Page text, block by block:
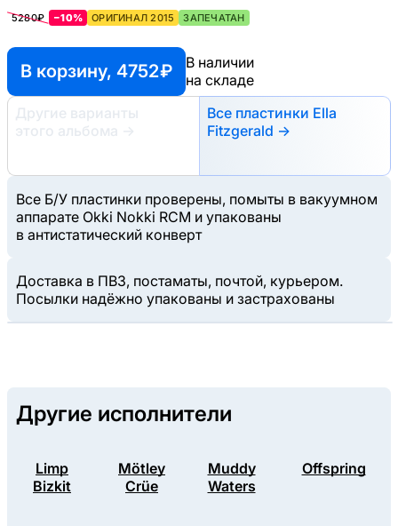
5280₽ −10% ОРИГИНАЛ 2015 ЗАПЕЧАТАН
В корзину, 4752 ₽
В наличии
на складе
Другие варианты
этого альбома
→
Все пластинки Ella
Fitzgerald →
Все Б/У пластинки проверены, помыты в вакуумном
аппарате Okki Nokki RCM и упакованы
в антистатический конверт
Доставка в ПВЗ, постаматы, почтой, курьером.
Посылки надёжно упакованы и застрахованы
Другие исполнители
Limp
Bizkit
Mötley
Crüe
Muddy
Waters
Offspring